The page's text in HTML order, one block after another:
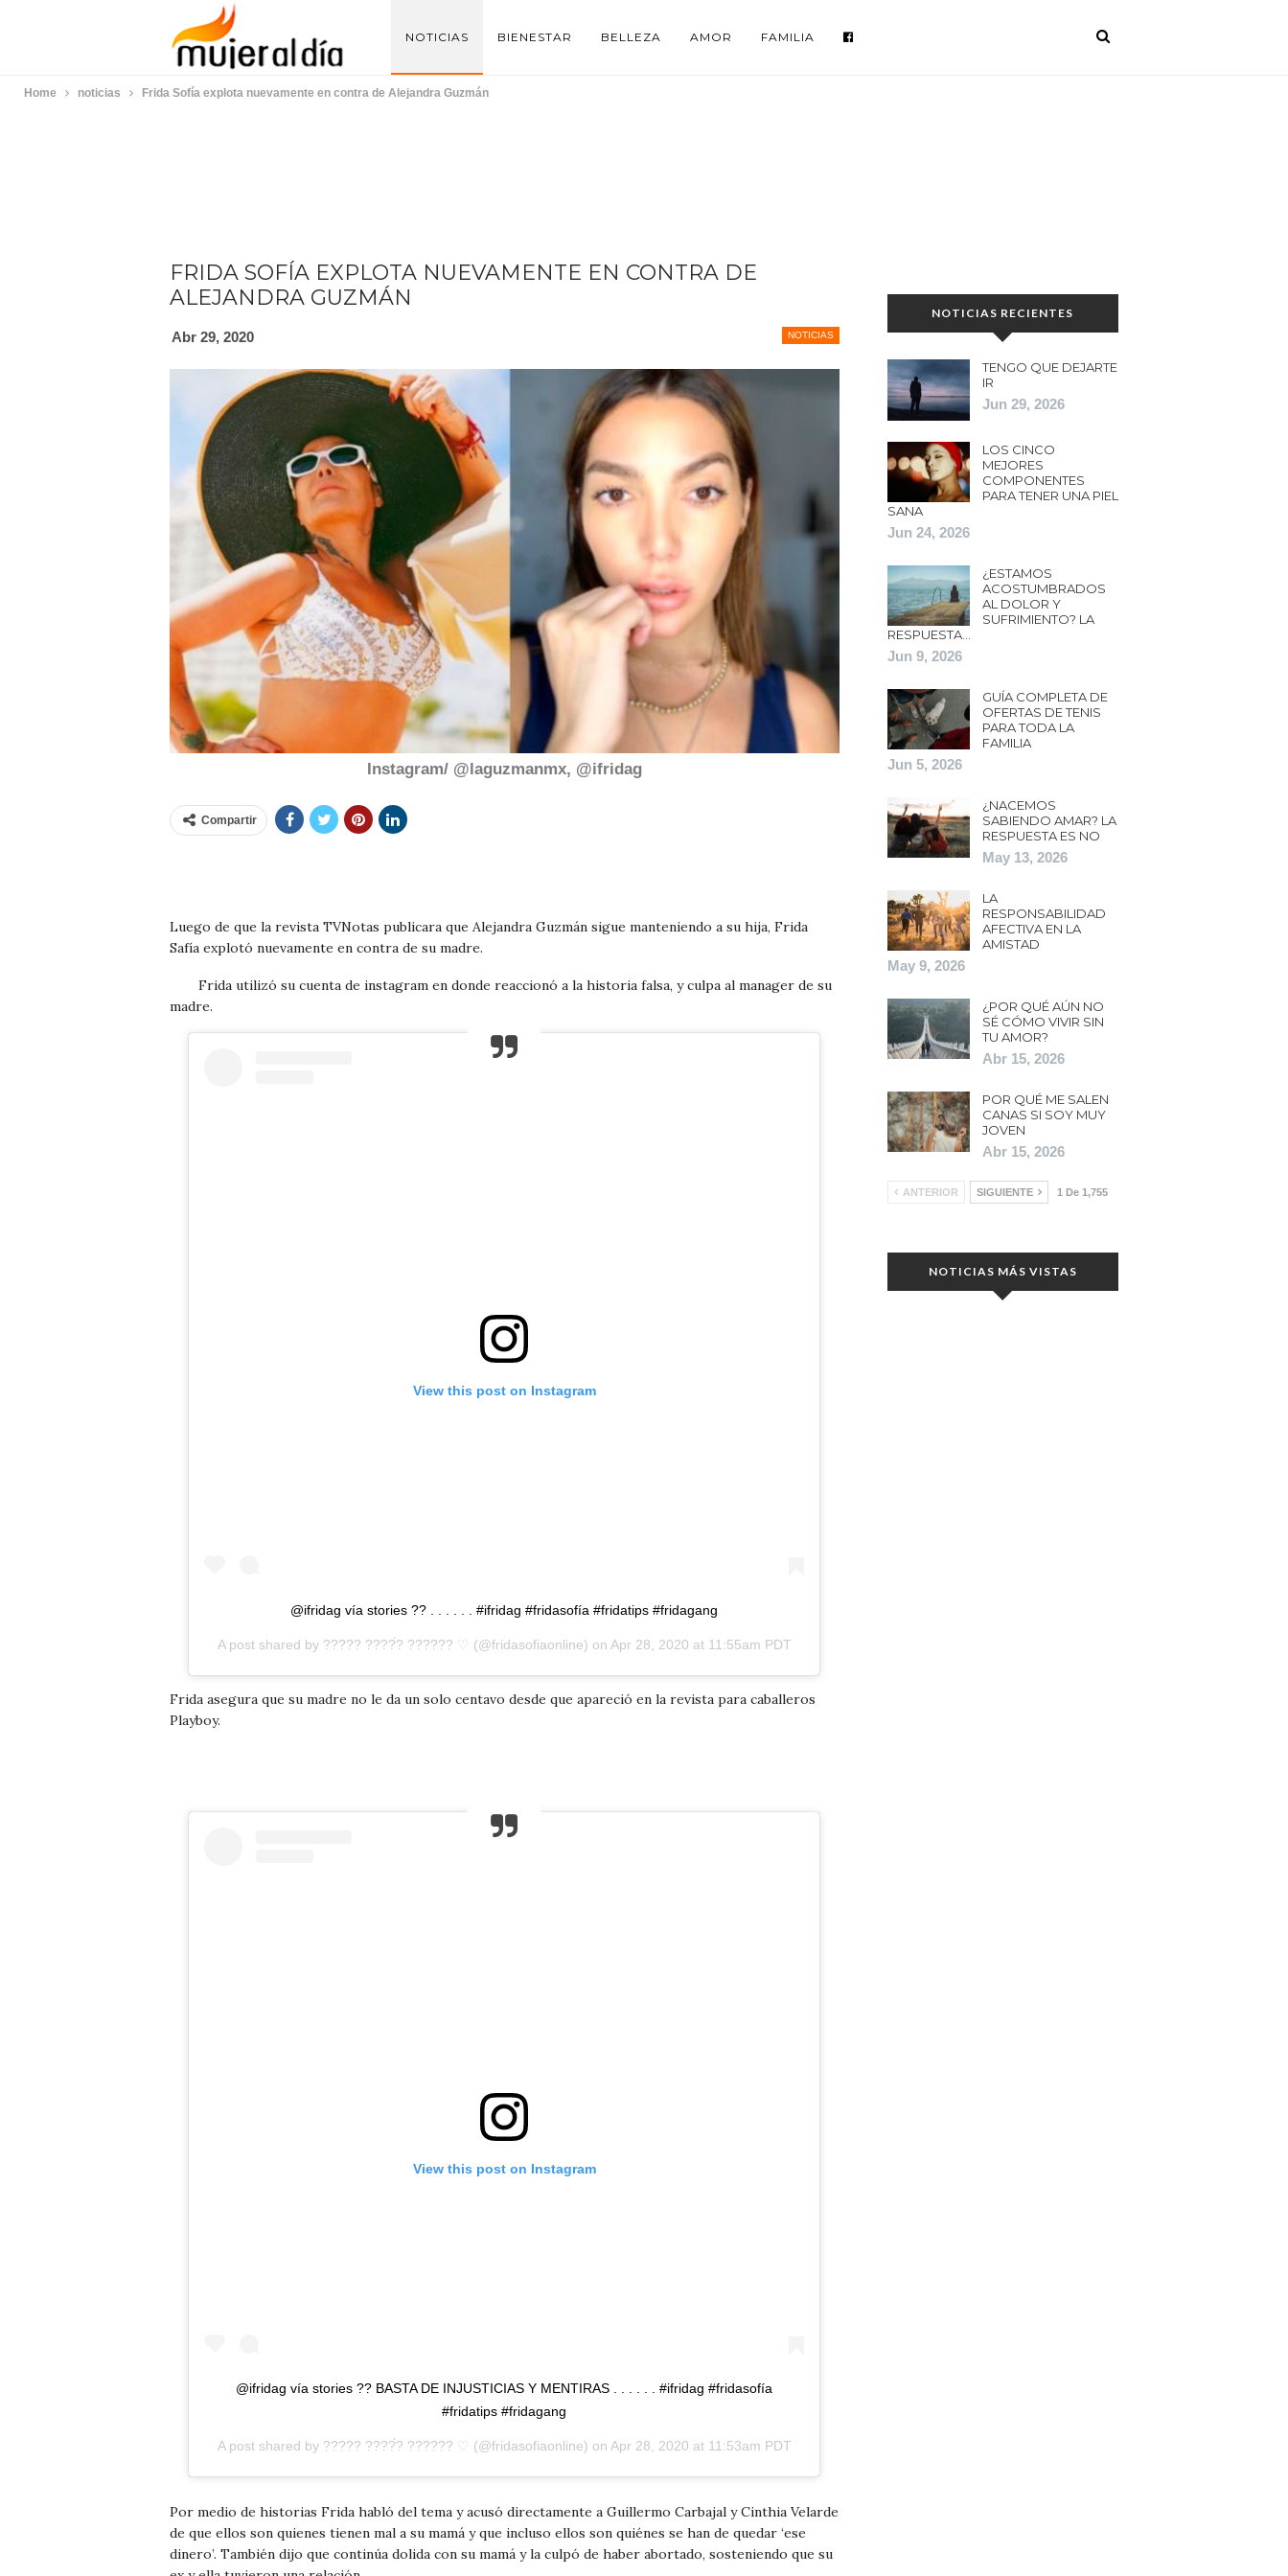
NOTICIAS BIENESTAR BELLEZA AMOR FAMILIA
Home noticias Frida Sofía explota nuevamente en contra de Alejandra Guzmán
FRIDA SOFÍA EXPLOTA NUEVAMENTE EN CONTRA DE
ALEJANDRA GUZMÁN
NOTICIAS
Abr 29, 2020
Instagram/ @laguzmanmx, @ifridag
Compartir
Luego de que la revista TVNotas publicara que Alejandra Guzmán sigue manteniendo a su hija, Frida
Safía explotó nuevamente en contra de su madre.
Frida utilizó su cuenta de instagram en donde reaccionó a la historia falsa, y culpa al manager de su
madre.
View this post on Instagram
@ifridag vía stories ?? . . . . . . #ifridag #fridasofía #fridatips #fridagang
A post shared by ????? ????́? ?????? ♡ (@fridasofiaonline) on Apr 28, 2020 at 11:55am PDT
Frida asegura que su madre no le da un solo centavo desde que apareció en la revista para caballeros
Playboy.
View this post on Instagram
@ifridag vía stories ?? BASTA DE INJUSTICIAS Y MENTIRAS . . . . . . #ifridag #fridasofía
#fridatips #fridagang
A post shared by ????? ????́? ?????? ♡ (@fridasofiaonline) on Apr 28, 2020 at 11:53am PDT
Por medio de historias Frida habló del tema y acusó directamente a Guillermo Carbajal y Cinthia Velarde
de que ellos son quienes tienen mal a su mamá y que incluso ellos son quiénes se han de quedar ‘ese
dinero’. También dijo que continúa dolida con su mamá y la culpó de haber abortado, sosteniendo que su
NOTICIAS RECIENTES
TENGO QUE DEJARTE
IR
Jun 29, 2026
LOS CINCO
MEJORES
COMPONENTES
PARA TENER UNA PIEL
SANA
Jun 24, 2026
¿ESTAMOS
ACOSTUMBRADOS
AL DOLOR Y
SUFRIMIENTO? LA
RESPUESTA…
Jun 9, 2026
GUÍA COMPLETA DE
OFERTAS DE TENIS
PARA TODA LA
FAMILIA
Jun 5, 2026
¿NACEMOS
SABIENDO AMAR? LA
RESPUESTA ES NO
May 13, 2026
LA
RESPONSABILIDAD
AFECTIVA EN LA
AMISTAD
May 9, 2026
¿POR QUÉ AÚN NO
SÉ CÓMO VIVIR SIN
TU AMOR?
Abr 15, 2026
POR QUÉ ME SALEN
CANAS SI SOY MUY
JOVEN
Abr 15, 2026
ANTERIOR SIGUIENTE 1 De 1,755
NOTICIAS MÁS VISTAS